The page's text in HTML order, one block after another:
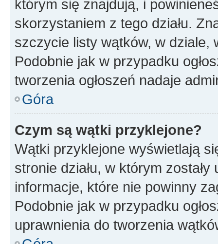
którym się znajdują, i
skorzystaniem z tego działu.
szczycie listy wątków, w dziale,
Podobnie jak w przypadku
tworzenia ogłoszeń nadaje
Góra
Czym są wątki przyklejone?
Wątki przyklejone wyświetlają
stronie działu, w którym
informacje, które nie powinny
Podobnie jak w przypadku
uprawnienia do tworzenia